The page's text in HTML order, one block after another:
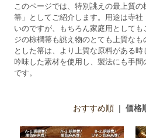
このページでは、特別誂えの最上質
箒」としてご紹介します。用途は寺
いのですが、もちろん家庭用として
ジの棕櫚箒も誂え物のとても上質なも
とした箒は、より上質な原料がある
吟味した素材を使用し、製法にも手
です。
おすすめ順| 価格